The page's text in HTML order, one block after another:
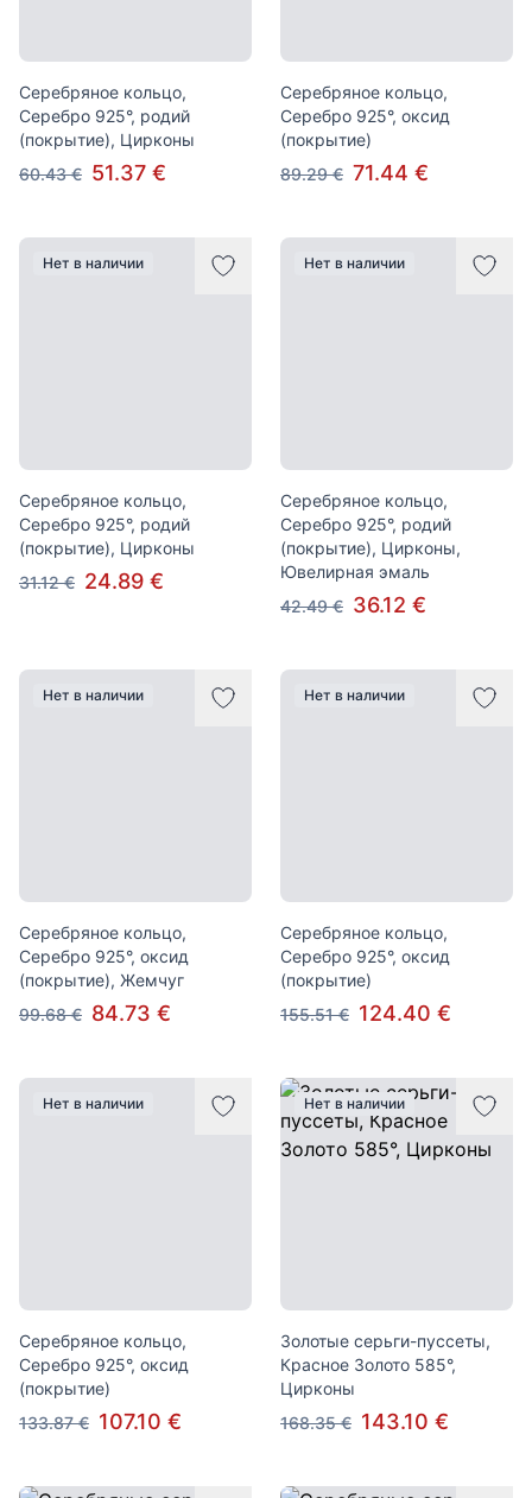
Серебряное кольцо,
Серебро 925°, родий
(покрытие), Цирконы
60.43 € 51.37 €
Серебряное кольцо,
Серебро 925°, оксид
(покрытие)
89.29 € 71.44 €
Нет в наличии
Серебряное кольцо,
Серебро 925°, родий
(покрытие), Цирконы
31.12 € 24.89 €
Нет в наличии
Серебряное кольцо,
Серебро 925°, родий
(покрытие), Цирконы,
Ювелирная эмаль
42.49 € 36.12 €
Нет в наличии
Серебряное кольцо,
Серебро 925°, оксид
(покрытие), Жемчуг
99.68 € 84.73 €
Нет в наличии
Серебряное кольцо,
Серебро 925°, оксид
(покрытие)
155.51 € 124.40 €
Нет в наличии
Серебряное кольцо,
Серебро 925°, оксид
(покрытие)
133.87 € 107.10 €
Нет в наличии
Золотые серьги-пуссеты,
Красное Золото 585°,
Цирконы
168.35 € 143.10 €